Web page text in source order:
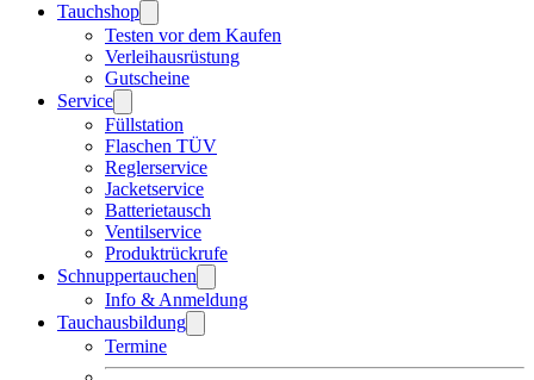
Tauchshop
Testen vor dem Kaufen
Verleihausrüstung
Gutscheine
Service
Füllstation
Flaschen TÜV
Reglerservice
Jacketservice
Batterietausch
Ventilservice
Produktrückrufe
Schnuppertauchen
Info & Anmeldung
Tauchausbildung
Termine